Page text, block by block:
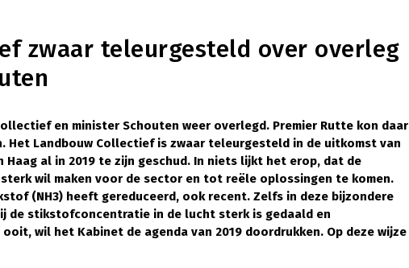
zwaar teleurgesteld over overleg
en minister Schouten weer overlegd. Premier Rutte kon daar
Het Landbouw Collectief is zwaar teleurgesteld in de uitkomst van
al in 2019 te zijn geschud. In niets lijkt het erop, dat de
wil maken voor de sector en tot reële oplossingen te komen.
(NH3) heeft gereduceerd, ook recent. Zelfs in deze bijzondere
de stikstofconcentratie in de lucht sterk is gedaald en
wil het Kabinet de agenda van 2019 doordrukken. Op deze wijze